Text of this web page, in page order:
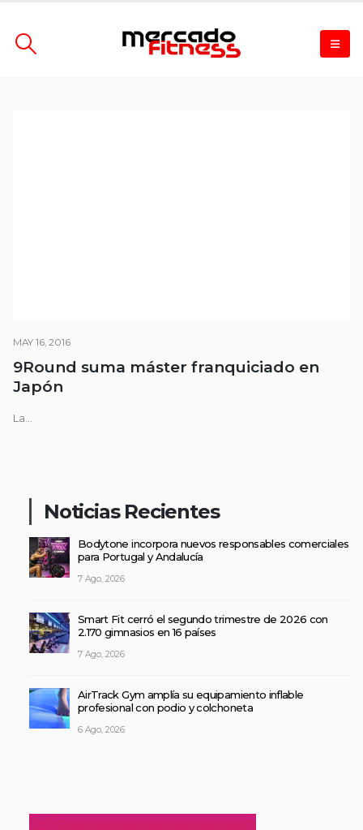
MAY 16, 2016
9Round suma máster franquiciado en
Japón
La...
Noticias Recientes
Bodytone incorpora nuevos responsables comerciales
para Portugal y Andalucía
7 Ago, 2026
Smart Fit cerró el segundo trimestre de 2026 con
2.170 gimnasios en 16 países
7 Ago, 2026
AirTrack Gym amplía su equipamiento inflable
profesional con podio y colchoneta
6 Ago, 2026